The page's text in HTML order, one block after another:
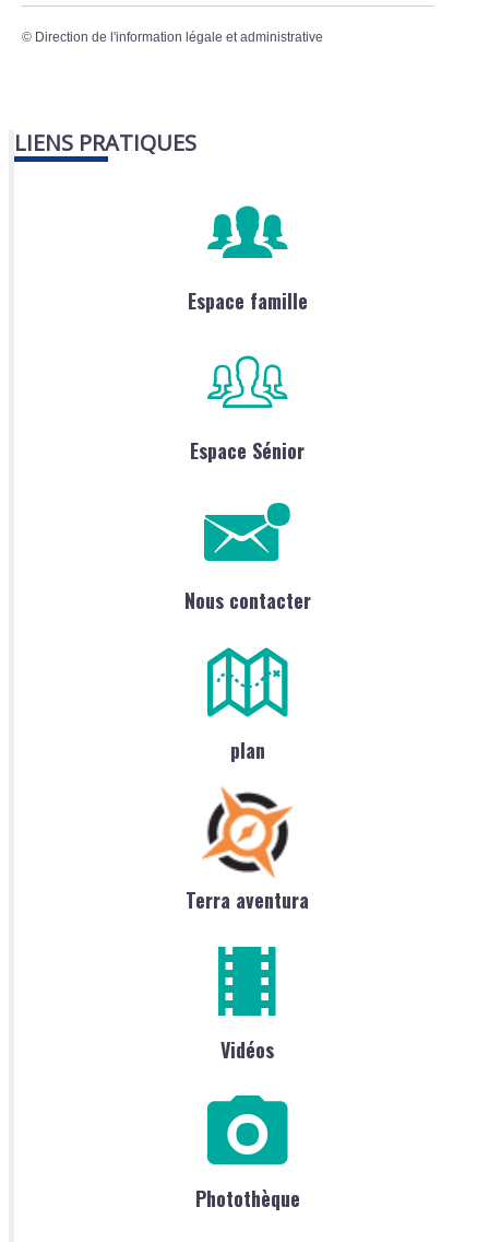
© Direction de l'information légale et administrative
LIENS PRATIQUES
Espace famille
Espace Sénior
Nous contacter
plan
Terra aventura
Vidéos
Photothèque